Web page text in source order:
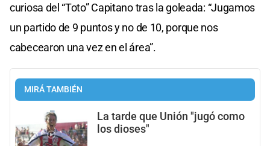
curiosa del “Toto” Capitano tras la goleada: “Jugamos
un partido de 9 puntos y no de 10, porque nos
cabecearon una vez en el área”.
MIRÁ TAMBIÉN
La tarde que Unión "jugó como
los dioses"